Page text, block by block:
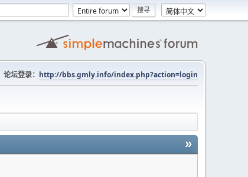
论坛登录： http://bbs.gmly.info/index.php?action=login
»